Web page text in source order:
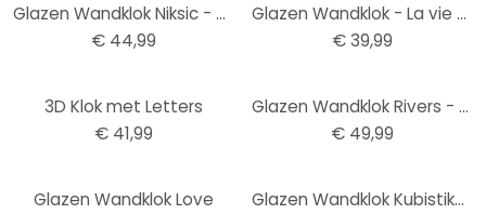
Glazen Wandklok Niksic - Golden Eye
€ 44,99
Glazen Wandklok - La vie est belle
€ 39,99
3D Klok met Letters
€ 41,99
Glazen Wandklok Rivers - Berlin
€ 49,99
Glazen Wandklok Love
Glazen Wandklok Kubistika - Winterochtend